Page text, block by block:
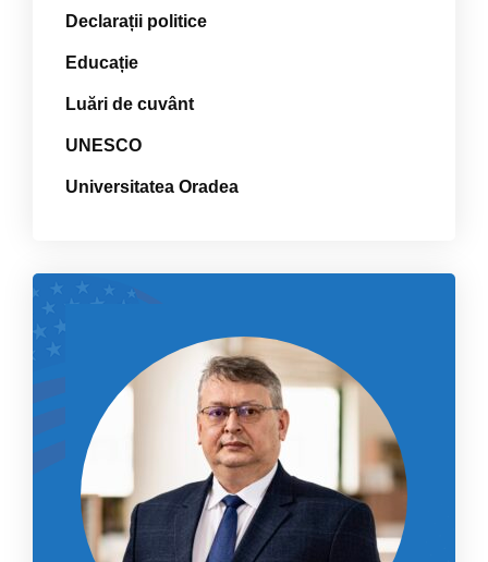
Declarații politice
Educație
Luări de cuvânt
UNESCO
Universitatea Oradea